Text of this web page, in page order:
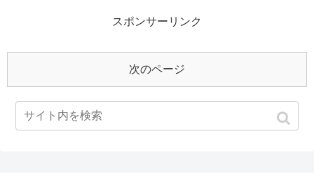
スポンサーリンク
次のページ